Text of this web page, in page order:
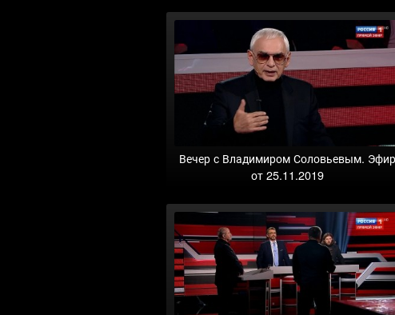
Вечер с Владимиром Соловьевым. Эфир
от 25.11.2019